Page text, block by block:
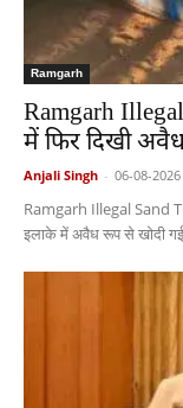
Ramgarh
Ramgarh
में फिर दिखी
Anjali Singh - 06-08-2026
Ramgarh Illegal Sand
इलाके में अवैध रूप से खोदी गई